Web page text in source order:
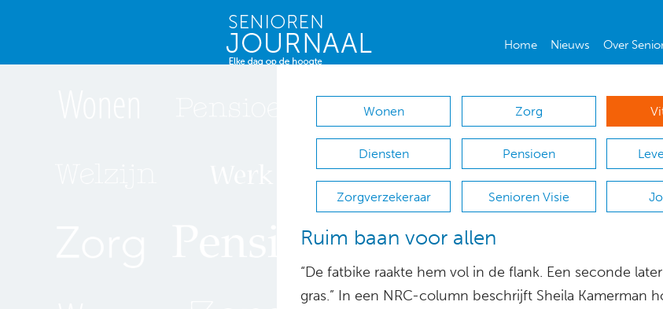
Home Nieuws Over
Wonen Zorg
Diensten Pensioen
Zorgverzekeraar Senioren Visie
Ruim baan voor allen
“De fatbike raakte hem vol in de flank. Een seconde
gras.” In een NRC-column beschrijft Sheila Kamerman